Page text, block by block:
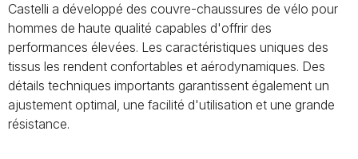
Castelli a développé des couvre-chaussures de vélo pour
hommes de haute qualité capables d'offrir des
performances élevées. Les caractéristiques uniques des
tissus les rendent confortables et aérodynamiques. Des
détails techniques importants garantissent également un
ajustement optimal, une facilité d'utilisation et une grande
résistance.